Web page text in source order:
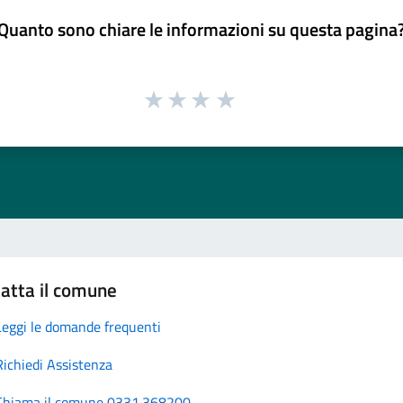
sono chiare le informazioni su questa
il comune
le domande frequenti
Assistenza